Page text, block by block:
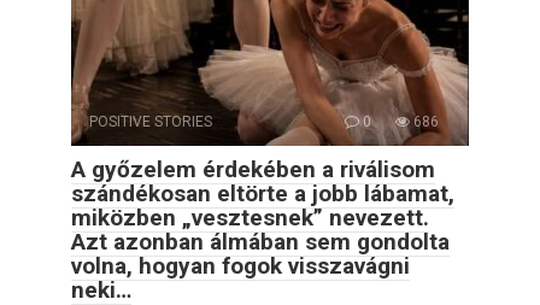
POSITIVE STORIES 0 686
A győzelem érdekében a riválisom
szándékosan eltörte a jobb lábamat,
miközben „vesztesnek” nevezett.
Azt azonban álmában sem gondolta
volna, hogyan fogok visszavágni
neki…